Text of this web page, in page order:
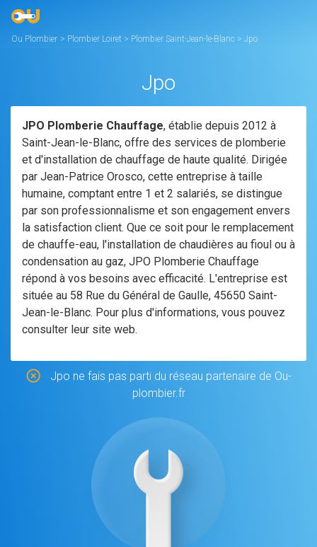
Ou Plombier > Plombier Loiret > Plombier Saint-Jean-le-Blanc > Jpo
Jpo
JPO Plomberie Chauffage, établie depuis 2012 à
Saint-Jean-le-Blanc, offre des services de plomberie
et d'installation de chauffage de haute qualité. Dirigée
par Jean-Patrice Orosco, cette entreprise à taille
humaine, comptant entre 1 et 2 salariés, se distingue
par son professionnalisme et son engagement envers
la satisfaction client. Que ce soit pour le remplacement
de chauffe-eau, l'installation de chaudières au fioul ou à
condensation au gaz, JPO Plomberie Chauffage
répond à vos besoins avec efficacité. L'entreprise est
située au 58 Rue du Général de Gaulle, 45650 Saint-
Jean-le-Blanc. Pour plus d'informations, vous pouvez
consulter leur site web.
Jpo ne fais pas parti du réseau partenaire de Ou-
plombier.fr